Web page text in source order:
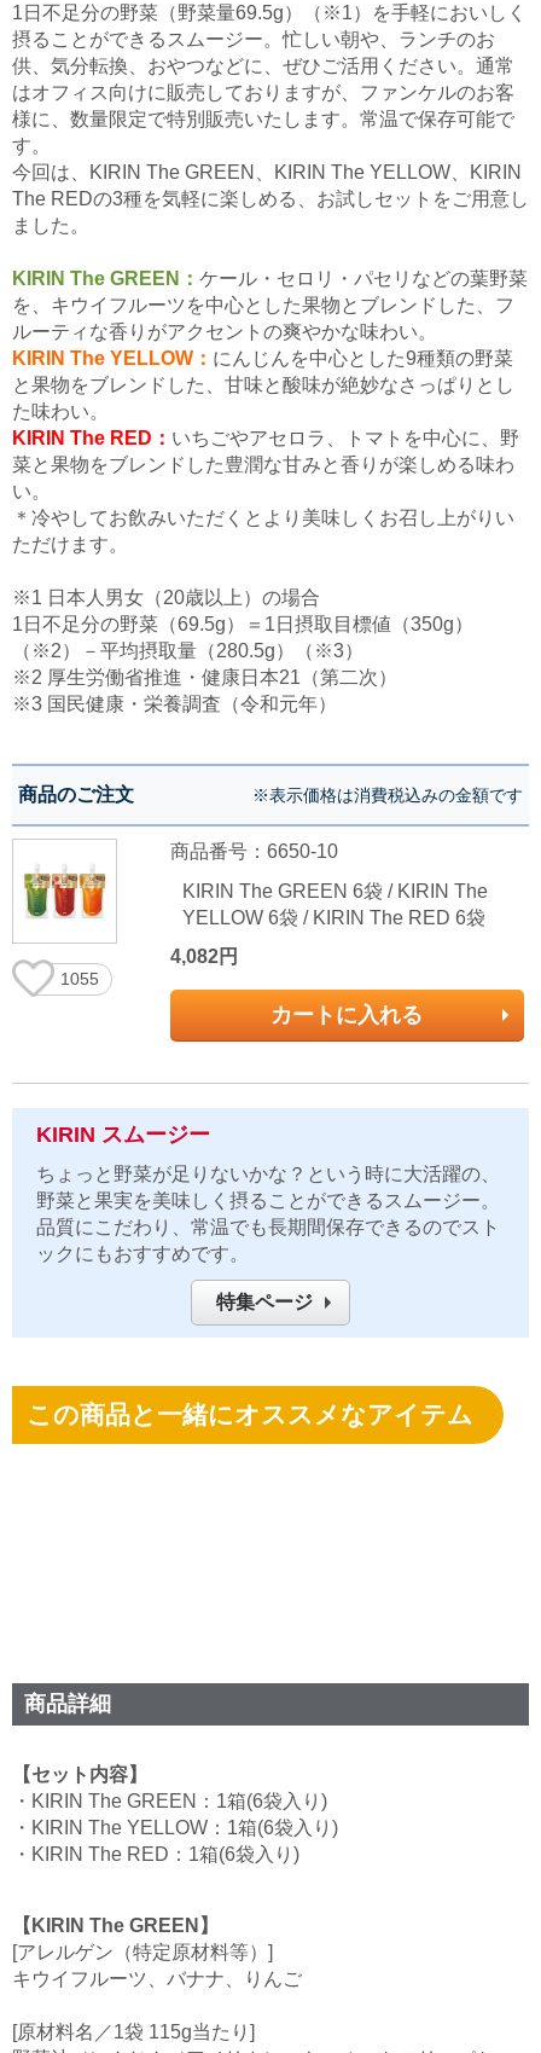
1日不足分の野菜（野菜量69.5g）（※1）を手軽においしく
摂ることができるスムージー。忙しい朝や、ランチのお
供、気分転換、おやつなどに、ぜひご活用ください。通常
はオフィス向けに販売しておりますが、ファンケルのお客
様に、数量限定で特別販売いたします。常温で保存可能で
す。
今回は、KIRIN The GREEN、KIRIN The YELLOW、KIRIN
The REDの3種を気軽に楽しめる、お試しセットをご用意し
ました。
KIRIN The GREEN： ケール・セロリ・パセリなどの葉野菜
を、キウイフルーツを中心とした果物とブレンドした、フ
ルーティな香りがアクセントの爽やかな味わい。
KIRIN The YELLOW： にんじんを中心とした9種類の野菜
と果物をブレンドした、甘味と酸味が絶妙なさっぱりとし
た味わい。
KIRIN The RED： いちごやアセロラ、トマトを中心に、野
菜と果物をブレンドした豊潤な甘みと香りが楽しめる味わ
い。
＊冷やしてお飲みいただくとより美味しくお召し上がりい
ただけます。
※1 日本人男女（20歳以上）の場合
1日不足分の野菜（69.5g）＝1日摂取目標値（350g）
（※2）－平均摂取量（280.5g）（※3）
※2 厚生労働省推進・健康日本21（第二次）
※3 国民健康・栄養調査（令和元年）
商品のご注文 ※表示価格は消費税込みの金額です
1055
商品番号：6650-10
KIRIN The GREEN 6袋 / KIRIN The
YELLOW 6袋 / KIRIN The RED 6袋
4,082円
カートに入れる
KIRIN スムージー
ちょっと野菜が足りないかな？という時に大活躍の、
野菜と果実を美味しく摂ることができるスムージー。
品質にこだわり、常温でも長期間保存できるのでスト
ックにもおすすめです。
特集ページ
この商品と一緒にオススメなアイテム
商品詳細
【セット内容】
・KIRIN The GREEN：1箱(6袋入り)
・KIRIN The YELLOW：1箱(6袋入り)
・KIRIN The RED：1箱(6袋入り)
【KIRIN The GREEN】
[アレルゲン（特定原材料等）]
キウイフルーツ、バナナ、りんご
[原材料名／1袋 115g当たり]